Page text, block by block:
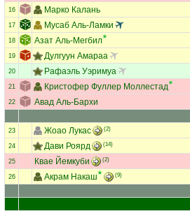
16 Марко Калань
17 Мусаб Аль-Ламки
18 Азат Аль-Мегбил
19 Дулгуун Амараа
20 Рафаэль Уэримуа
21 Кристофер Фуллер Моллестад
22 Авад Аль-Бархи
23 Жоао Лукас (2)
24 Дави Роярд (14)
25 Квае Йемкуби (2)
26 Акрам Накаш (9)